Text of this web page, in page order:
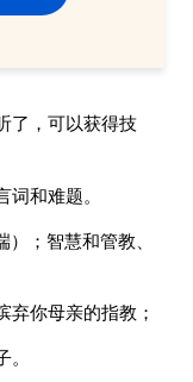
了，可以获得技
和难题。
；智慧和管教、
弃你母亲的指教；